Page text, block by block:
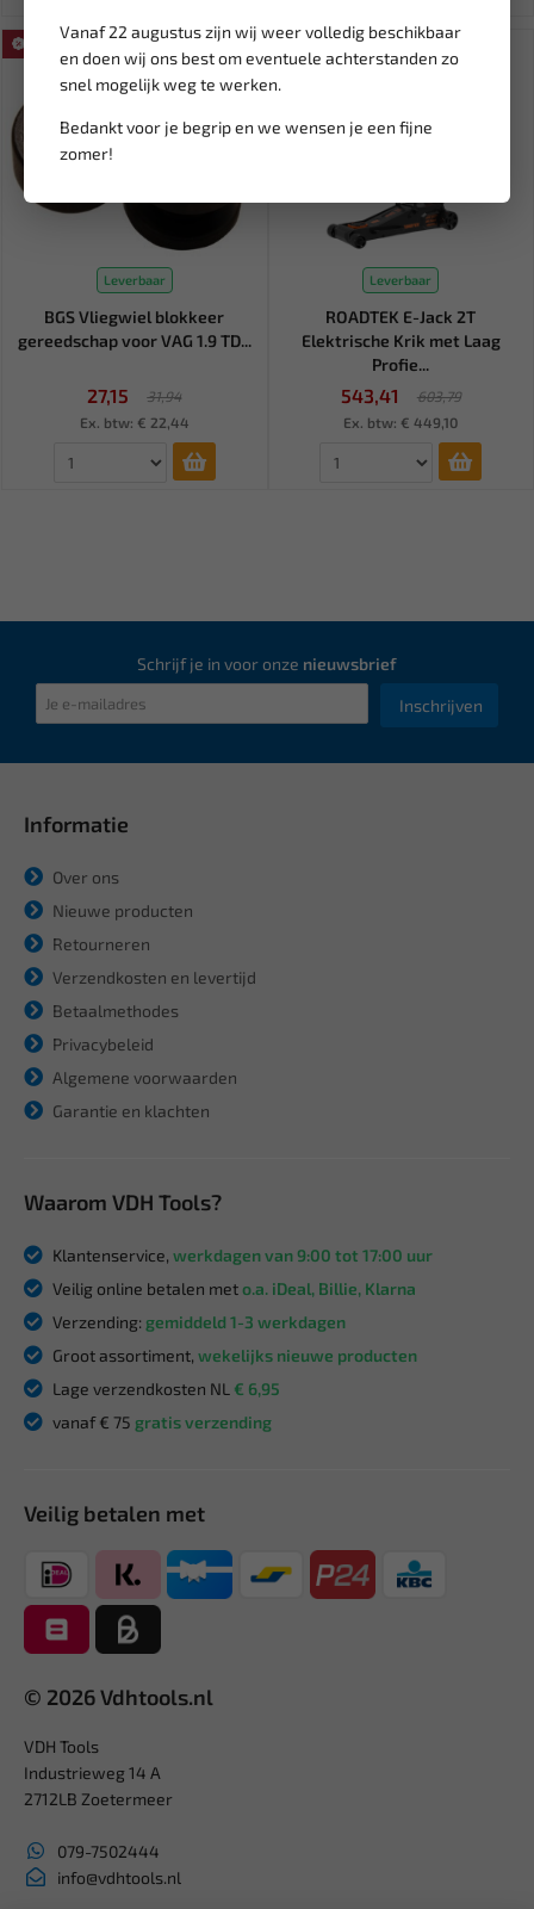
Vanaf 22 augustus zijn wij weer volledig beschikbaar
en doen wij ons best om eventuele achterstanden zo
snel mogelijk weg te werken.
Bedankt voor je begrip en we wensen je een fijne
zomer!
Leverbaar
BGS Vliegwiel blokkeer
gereedschap voor VAG 1.9 TD...
27,15
31,94
Ex. btw: € 22,44
SALE!
Leverbaar
ROADTEK E-Jack 2T
Elektrische Krik met Laag
Profie...
543,41
603,79
Ex. btw: € 449,10
Schrijf je in voor onze nieuwsbrief
Inschrijven
Informatie
Over ons
Nieuwe producten
Retourneren
Verzendkosten en levertijd
Betaalmethodes
Privacybeleid
Algemene voorwaarden
Garantie en klachten
Waarom VDH Tools?
Klantenservice, werkdagen van 9:00 tot 17:00 uur
Veilig online betalen meto.a. iDeal, Billie, Klarna
Verzending: gemiddeld 1-3 werkdagen
Groot assortiment, wekelijks nieuwe producten
Lage verzendkosten NL € 6,95
vanaf € 75 gratis verzending
Veilig betalen met
© 2026 Vdhtools.nl
VDH Tools
Industrieweg 14 A
2712LB Zoetermeer
079-7502444
info@vdhtools.nl